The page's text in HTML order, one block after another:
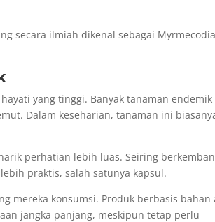
secara ilmiah dikenal sebagai Myrmecodia
yang tinggi. Banyak tanaman endemik
Dalam keseharian, tanaman ini
perhatian lebih luas. Seiring
praktis, salah satunya kapsul.
mereka konsumsi. Produk berbasis bahan
jangka panjang, meskipun tetap perlu